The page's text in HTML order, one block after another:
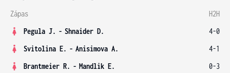
Zápas
H2H
Pegula J. - Shnaider D.
4-0
Svitolina E. - Anisimova A.
4-1
Brantmeier R. - Mandlik E.
0-3